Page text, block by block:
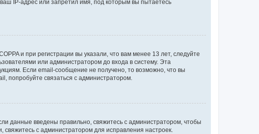
IP-адрес или запретил имя, под которым вы пытаетесь
и при регистрации вы указали, что вам менее 13 лет, следуйте
или администратором до входа в систему. Эта
Если email-сообщение не получено, то возможно, что вы
попробуйте связаться с администратором.
данные введены правильно, свяжитесь с администратором, чтобы
с администратором для исправления настроек.